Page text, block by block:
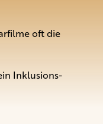
oft die
Inklusions-